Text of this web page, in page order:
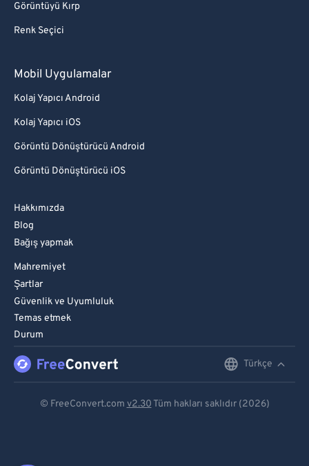
Görüntüyü Kırp
Renk Seçici
Mobil Uygulamalar
Kolaj Yapıcı Android
Kolaj Yapıcı iOS
Görüntü Dönüştürücü Android
Görüntü Dönüştürücü iOS
Hakkımızda
Blog
Bağış yapmak
Mahremiyet
Şartlar
Güvenlik ve Uyumluluk
Temas etmek
Durum
Türkçe
© FreeConvert.com v2.30 Tüm hakları saklıdır (2026)